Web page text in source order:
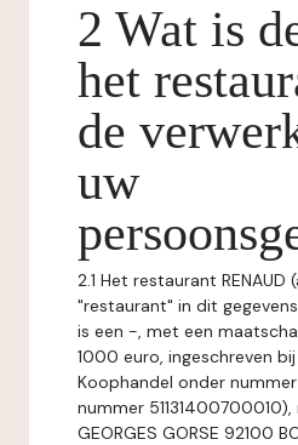
2 Wat is
het
de
uw
2.1 Het restaurant RENAUD
"restaurant" in dit
is een -, met een
1000 euro, ingeschreven
Koophandel onder nummer
nummer
GEORGES GORSE 92100